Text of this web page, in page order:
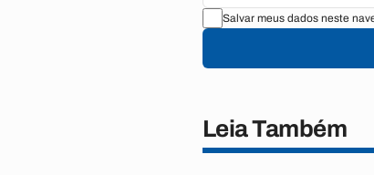
Salvar meus dados neste
Leia Também